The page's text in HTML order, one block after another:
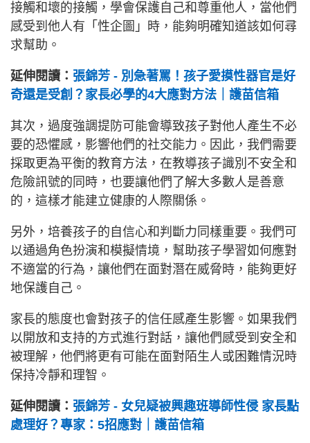
接觸和壞的接觸，學會保護自己和尊重他人，當他們
感受到他人有「性企圖」時，能夠明確知道該如何尋
求幫助。
延伸閱讀： 張錦芳 - 別急著罵！孩子愛摸性器官是好
奇還是受創？家長必學的4大應對方法｜護苗信箱
其次，過度強調提防可能會導致孩子對他人產生不必
要的恐懼感，影響他們的社交能力。因此，我們需要
採取更為平衡的教育方法，在教導孩子識別不安全和
危險訊號的同時，也要讓他們了解大多數人是善意
的，這樣才能建立健康的人際關係。
另外，培養孩子的自信心和判斷力同樣重要。我們可
以通過角色扮演和模擬情境，幫助孩子學習如何應對
不適當的行為，讓他們在面對潛在威脅時，能夠更好
地保護自己。
家長的態度也會對孩子的信任感產生影響。如果我們
以開放和支持的方式進行對話，讓他們感受到安全和
被理解，他們將更有可能在面對陌生人或困難情況時
保持冷靜和理智。
延伸閱讀： 張錦芳 - 女兒疑被興趣班導師性侵 家長點
處理好？專家：5招應對｜護苗信箱